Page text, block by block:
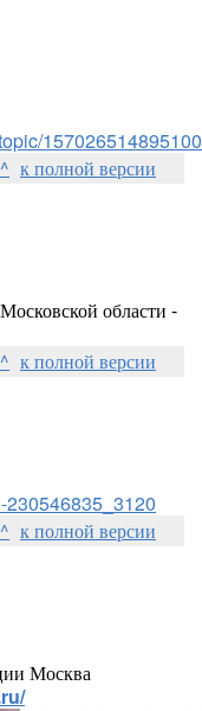
157026514895100
к полной версии
области -
к полной версии
230546835_3120
к полной версии
Москва